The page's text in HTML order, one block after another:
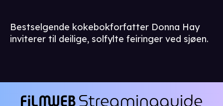
Bestselgende kokebokforfatter Donna Hay
inviterer til deilige, solfylte feiringer ved sjøen.